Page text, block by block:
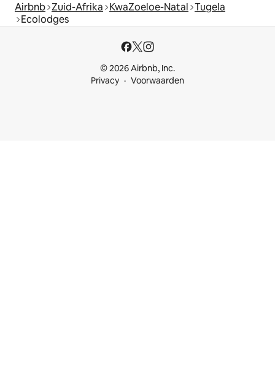
Airbnb Zuid-Afrika KwaZoeloe-Natal Tugela
Ecolodges
© 2026 Airbnb, Inc.
Privacy
Voorwaarden